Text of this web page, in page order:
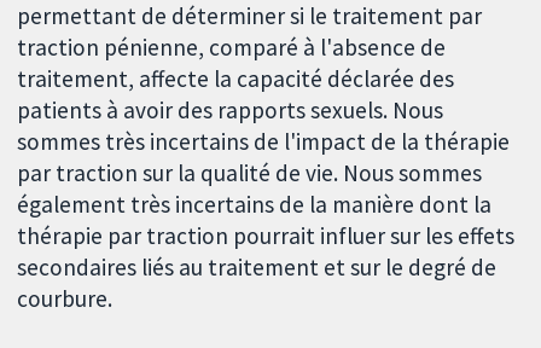
permettant de déterminer si le traitement par
traction pénienne, comparé à l'absence de
traitement, affecte la capacité déclarée des
patients à avoir des rapports sexuels. Nous
sommes très incertains de l'impact de la thérapie
par traction sur la qualité de vie. Nous sommes
également très incertains de la manière dont la
thérapie par traction pourrait influer sur les effets
secondaires liés au traitement et sur le degré de
courbure.